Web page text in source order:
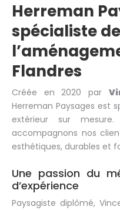
Herreman
spécialiste de
Flandres
Créée en 2020 par
Herreman Paysages est
extérieur sur
accompagnons nos
esthétiques, durables et
Une passion du
d’expérience
Paysagiste diplômé,